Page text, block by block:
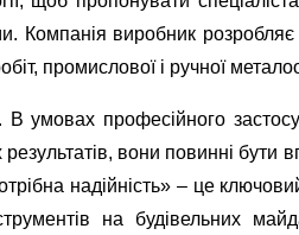
Компанія виробник розробляє
промислової і ручної
умовах професійного
вони повинні бути
надійність» – це
на будівельних